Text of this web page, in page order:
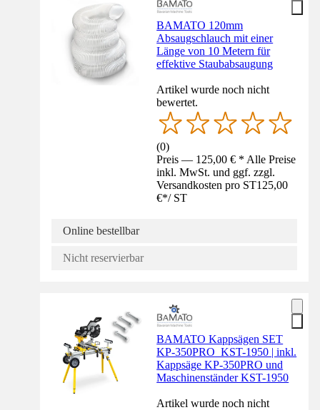
BAMATO 120mm
Absaugschlauch mit einer
Länge von 10 Metern für
effektive Staubabsaugung
Artikel wurde noch nicht
bewertet.
(0)
Preis — 125,00 € * Alle Preise
inkl. MwSt. und ggf. zzgl.
Versandkosten pro ST125,00
€*/ ST
Online bestellbar
Nicht reservierbar
BAMATO Kappsägen SET
KP-350PRO_KST-1950 | inkl.
Kappsäge KP-350PRO und
Maschinenständer KST-1950
Artikel wurde noch nicht